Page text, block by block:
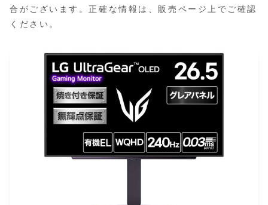
合がございます。正確な情報は、販売ページ上でご確認
ください。